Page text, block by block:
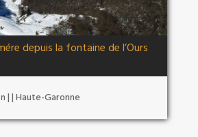
depuis la fontaine de l’Ours
| | Haute-Garonne